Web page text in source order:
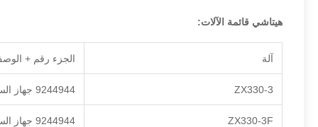
هيتاشي قائمة الآلات:
آلة الجزء رقم +
ZX330-3 9244944 جهاز السفر
ZX330-3F 9244944 جهاز السفر